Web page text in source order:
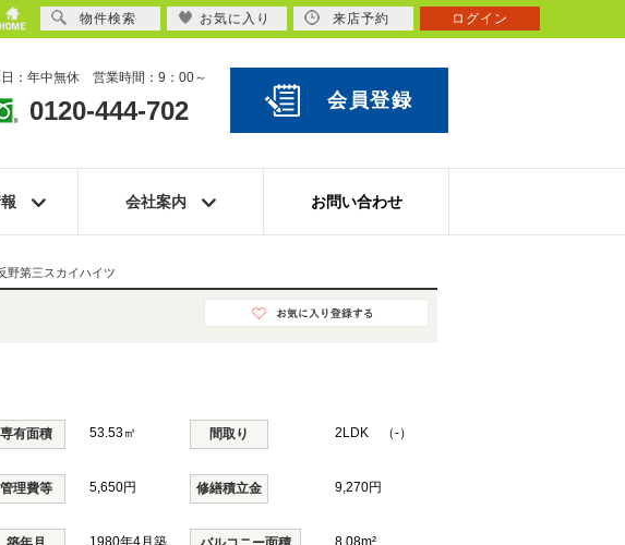
日：年中無休 営業時間：9：00～
0120-444-702 会員登録
会社案内 お問い合わせ
野第三スカイハイツ
専有面積 53.53㎡ 間取り 2LDK （-）
管理費等 5,650円 修繕積立金 9,270円
1980年4月築 8.08m²
物件検索 お気に入り 来店予約 ログイン